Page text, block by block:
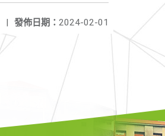
發佈日期： 2024-02-01
|